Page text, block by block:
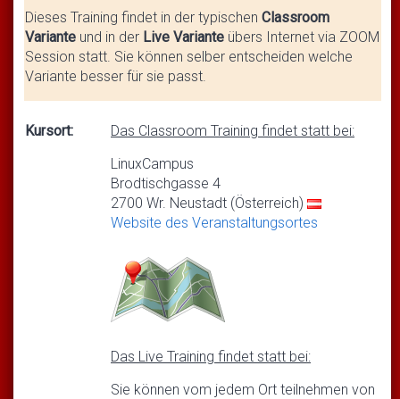
Dieses Training findet in der typischen Classroom
Variante und in der Live Variante übers Internet via ZOOM
Session statt. Sie können selber entscheiden welche
Variante besser für sie passt.
Kursort:
Das Classroom Training findet statt bei:
LinuxCampus
Brodtischgasse 4
2700 Wr. Neustadt (Österreich)
Website des Veranstaltungsortes
Das Live Training findet statt bei:
Sie können vom jedem Ort teilnehmen von